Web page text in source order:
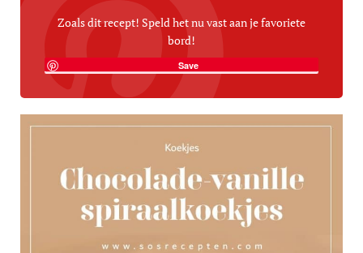
Zoals dit recept! Speld het nu vast aan je favoriete
bord!
Save